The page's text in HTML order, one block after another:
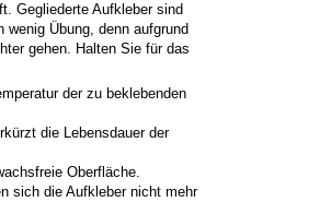
Gegliederte Aufkleber sind
Übung, denn aufgrund
gehen. Halten Sie für das
der zu beklebenden
die Lebensdauer der
Oberfläche.
sich die Aufkleber nicht mehr